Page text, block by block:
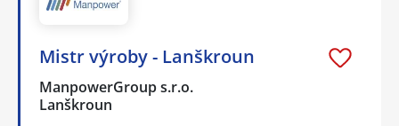
Mistr výroby - Lanškroun
ManpowerGroup s.r.o.
Lanškroun